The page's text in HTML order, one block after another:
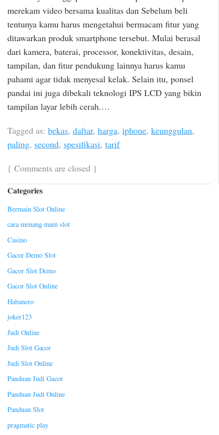
merekam video bersama kualitas dan Sebelum beli
tentunya kamu harus mengetahui bermacam fitur yang
ditawarkan produk smartphone tersebut. Mulai berasal
dari kamera, baterai, processor, konektivitas, desain,
tampilan, dan fitur pendukung lainnya harus kamu
pahami agar tidak menyesal kelak. Selain itu, ponsel
pandai ini juga dibekali teknologi IPS LCD yang bikin
tampilan layar lebih cerah.…
Tagged as: bekas, daftar, harga, iphone, keunggulan,
paling, second, spesifikasi, tarif
{ Comments are closed }
Categories
Bermain Slot Online
cara menang main slot
Casino
Gacor Demo Slot
Gacor Slot Demo
Gacor Slot Online
Habanero
joker123
Judi Online
Judi Slot Gacor
Judi Slot Online
Panduan Judi Gacor
Panduan Judi Online
Panduan Slot
pragmatic play